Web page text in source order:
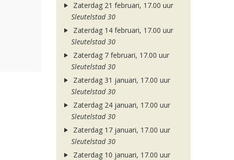
Zaterdag 21 februari, 17.00 uur
Sleutelstad 30
Zaterdag 14 februari, 17.00 uur
Sleutelstad 30
Zaterdag 7 februari, 17.00 uur
Sleutelstad 30
Zaterdag 31 januari, 17.00 uur
Sleutelstad 30
Zaterdag 24 januari, 17.00 uur
Sleutelstad 30
Zaterdag 17 januari, 17.00 uur
Sleutelstad 30
Zaterdag 10 januari, 17.00 uur